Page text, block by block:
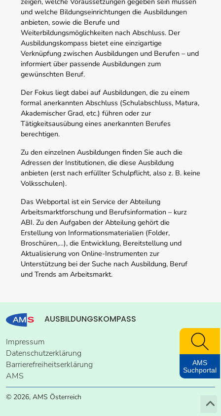
und welche Bildungseinrichtungen die Ausbildungen
anbieten, sowie die Berufe und
Weiterbildungsmöglichkeiten nach Abschluss. Der
Ausbildungskompass bietet eine einzigartige
Verknüpfung zwischen Ausbildungen und Berufen – und
informiert über passende Ausbildungen zum
gewünschten Beruf.
Der Fokus liegt dabei auf Ausbildungen, die zu einem
formal anerkannten Abschluss (Schulabschluss, Matura,
Akademischer Grad, etc.) führen oder zur
Tätigkeitsausübung eines anerkannten Berufes
berechtigen.
Zu den einzelnen Ausbildungen finden Sie auch die
Adressen der Institutionen, die diese Ausbildung
anbieten (erst nach erfüllter Schulpflicht, also z. B. keine
Volksschulen).
Das Webportal ist ein Service der Abteilung
Arbeitsmarktforschung und Berufsinformation – kurz
ABI. Zu den Aufgaben der Abteilung gehört die
Erstellung von Informationsmaterialien (Folder,
Broschüren,…), die Entwicklung, Bereitstellung und
Aktualisierung von Online-Instrumenten zur
Unterstützung bei der Suche nach Ausbildung, Beruf
und Trends am Arbeitsmarkt.
AUSBILDUNGSKOMPASS
Impressum
Datenschutzerklärung
Barrierefreiheitserklärung
AMS
© 2026, AMS Österreich
AMS
Suchportal